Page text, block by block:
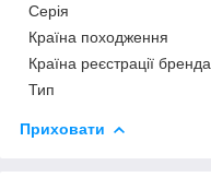
Серія
Країна походження
Країна реєстрації бренда
Тип
Приховати